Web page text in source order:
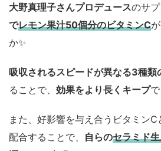
大野真理子さんプロデュースのサプ
でレモン果汁50個分のビタミンC
か✨️
吸収されるスピードが異なる3種類
ることで、 効果をより長くキープ
また、好影響を与え合うビタミン
配合することで、 自らのセラミド